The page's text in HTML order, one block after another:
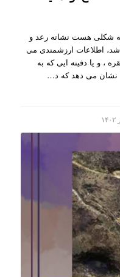
چه شکلی هست نشانه رعد و
اطلاعات ارزشمندی می
، و یا دفینه ایی که به